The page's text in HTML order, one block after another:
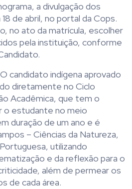
a divulgação dos
de abril, no portal da Cops.
no ato da matrícula, escolher
pela instituição, conforme
O candidato indígena aprovado
diretamente no Ciclo
Acadêmica, que tem o
o estudante no meio
duração de um ano e é
– Ciências da Natureza,
utilizando
e da reflexão para o
além de permear os
de cada área.